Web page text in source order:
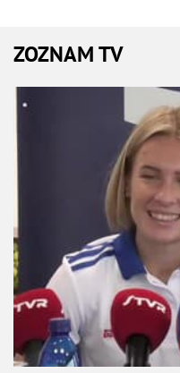
ZOZNAM TV